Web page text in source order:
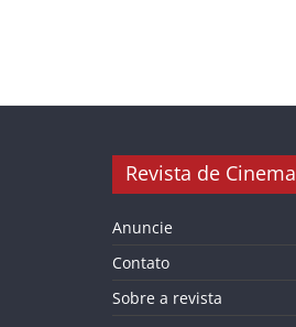
Revista de Cinema
Anuncie
Contato
Sobre a revista